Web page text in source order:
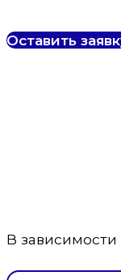
Оставить
В